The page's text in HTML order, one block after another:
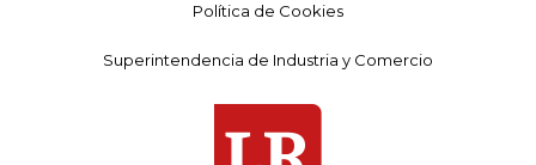
Política de Cookies
Superintendencia de Industria y Comercio